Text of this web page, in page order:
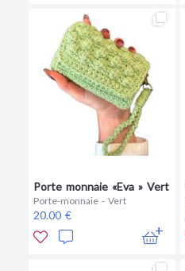
Porte monnaie «Eva » Vert
Porte-monnaie - Vert
20.00 €